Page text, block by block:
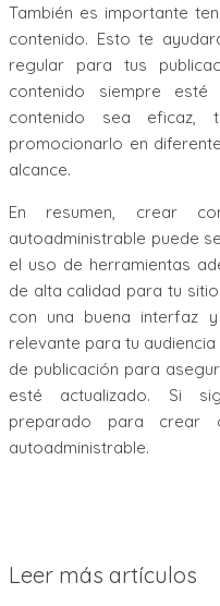
También es importante
contenido. Esto te
regular para tus
contenido siempre
contenido sea eficaz,
promocionarlo en
alcance.
En resumen, crear
autoadministrable puede
el uso de herramientas
de alta calidad para tu
con una buena interfaz
relevante para tu
de publicación para
esté actualizado. Si
preparado para crear
autoadministrable.
Leer más artículos